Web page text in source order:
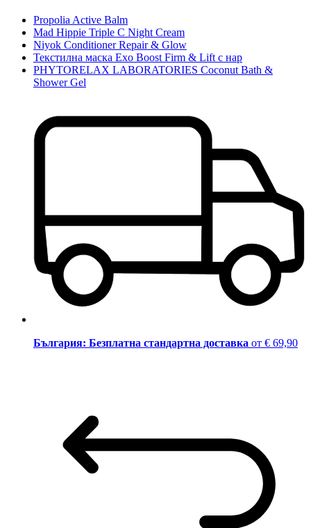
Propolia Active Balm
Mad Hippie Triple C Night Cream
Niyok Conditioner Repair & Glow
Текстилна маска Exo Boost Firm & Lift с нар
PHYTORELAX LABORATORIES Coconut Bath &
Shower Gel
България: Безплатна стандартна доставка от € 69,90